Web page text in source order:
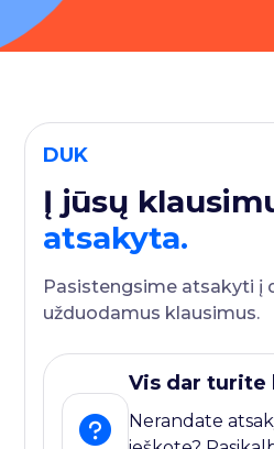
DUK
Į jūsų
atsakyta.
Pasistengsime atsakyti į
užduodamus klausimus.
Vis dar turite
Nerandate